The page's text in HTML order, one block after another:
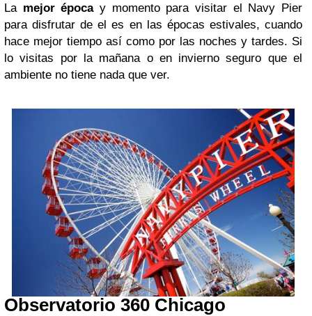
La mejor épocay momento para visitar el Navy Pier
para disfrutar de el es en las épocas estivales, cuando
hace mejor tiempo así como por las noches y tardes. Si
lo visitas por la mañana o en invierno seguro que el
ambiente no tiene nada que ver.
Observatorio 360 Chicago